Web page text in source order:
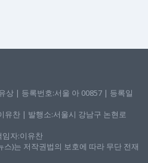
상 | 등록번호:서울 아 00857 | 등록일
찬 | 발행소:서울시 강남구 논현로
임자:이유찬
)는 저작권법의 보호에 따라 무단 전재